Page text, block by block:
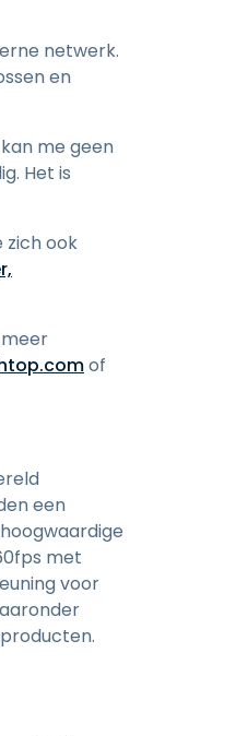
netwerk.
en
me geen
Het is
zich ook
of
een
met
voor